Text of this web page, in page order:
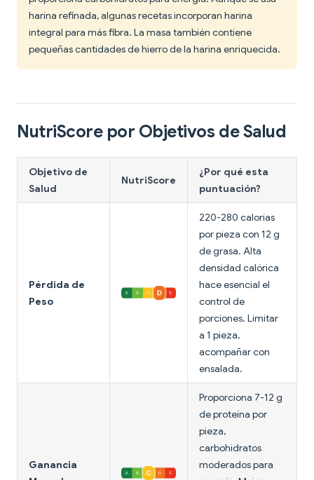
harina refinada, algunas recetas incorporan harina
integral para más fibra. La masa también contiene
pequeñas cantidades de hierro de la harina enriquecida.
NutriScore por Objetivos de Salud
Objetivo de
Salud
NutriScore
¿Por qué esta
puntuación?
Pérdida de
Peso
220-280 calorías
por pieza con 12 g
de grasa. Alta
densidad calórica
hace esencial el
control de
porciones. Limitar
a 1 pieza,
acompañar con
ensalada.
Ganancia
Proporciona 7-12 g
de proteína por
pieza,
carbohidratos
moderados para